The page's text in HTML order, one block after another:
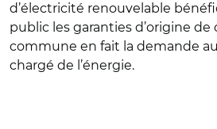
d’électricité renouvelable
public les garanties d’origine de
commune en fait la demande
chargé de l’énergie.